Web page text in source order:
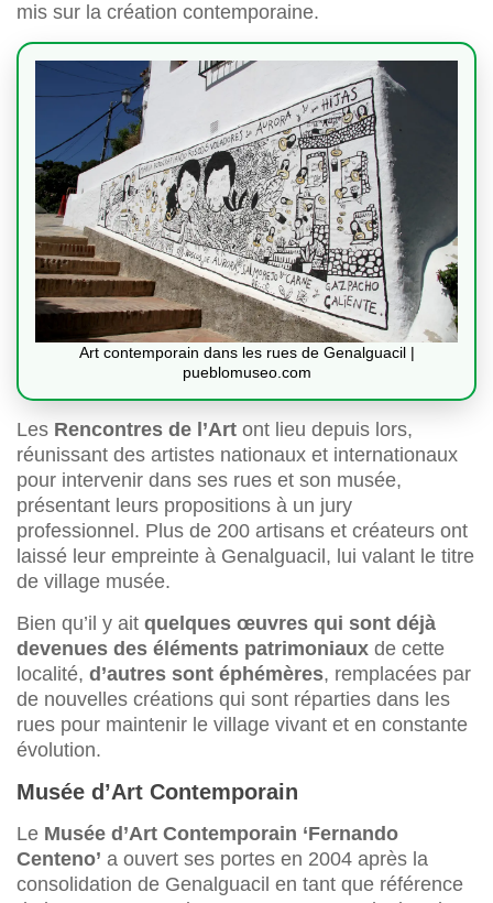
mis sur la création contemporaine.
Art contemporain dans les rues de Genalguacil |
pueblomuseo.com
Les Rencontres de l’Art ont lieu depuis lors,
réunissant des artistes nationaux et internationaux
pour intervenir dans ses rues et son musée,
présentant leurs propositions à un jury
professionnel. Plus de 200 artisans et créateurs ont
laissé leur empreinte à Genalguacil, lui valant le titre
de village musée.
Bien qu’il y ait quelques œuvres qui sont déjà
devenues des éléments patrimoniaux de cette
localité, d’autres sont éphémères, remplacées par
de nouvelles créations qui sont réparties dans les
rues pour maintenir le village vivant et en constante
évolution.
Musée d’Art Contemporain
Le Musée d’Art Contemporain ‘Fernando
Centeno’ a ouvert ses portes en 2004 après la
consolidation de Genalguacil en tant que référence